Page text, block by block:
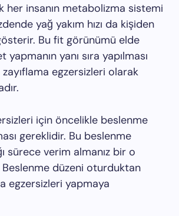
her insanın metabolizma sistemi
yağ yakım hızı da kişiden
Bu fit görünümü elde
yanı sıra yapılması
egzersizleri olarak
için öncelikle beslenme
gereklidir. Bu beslenme
sürece verim almanız bir o
düzeni oturduktan
egzersizleri yapmaya